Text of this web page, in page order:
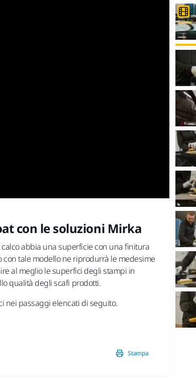
con le soluzioni Mirka
abbia una superficie con una finitura
con tale modello ne riprodurrà le medesime
al meglio le superfici degli stampi in
qualità degli scafi prodotti.
nei passaggi elencati di seguito.
2/8 -
Su
650
Stampa